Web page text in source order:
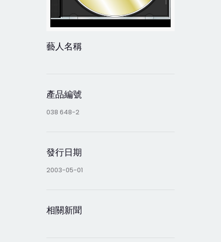
藝人名稱
產品編號
038 648-2
發行日期
2003-05-01
相關新聞